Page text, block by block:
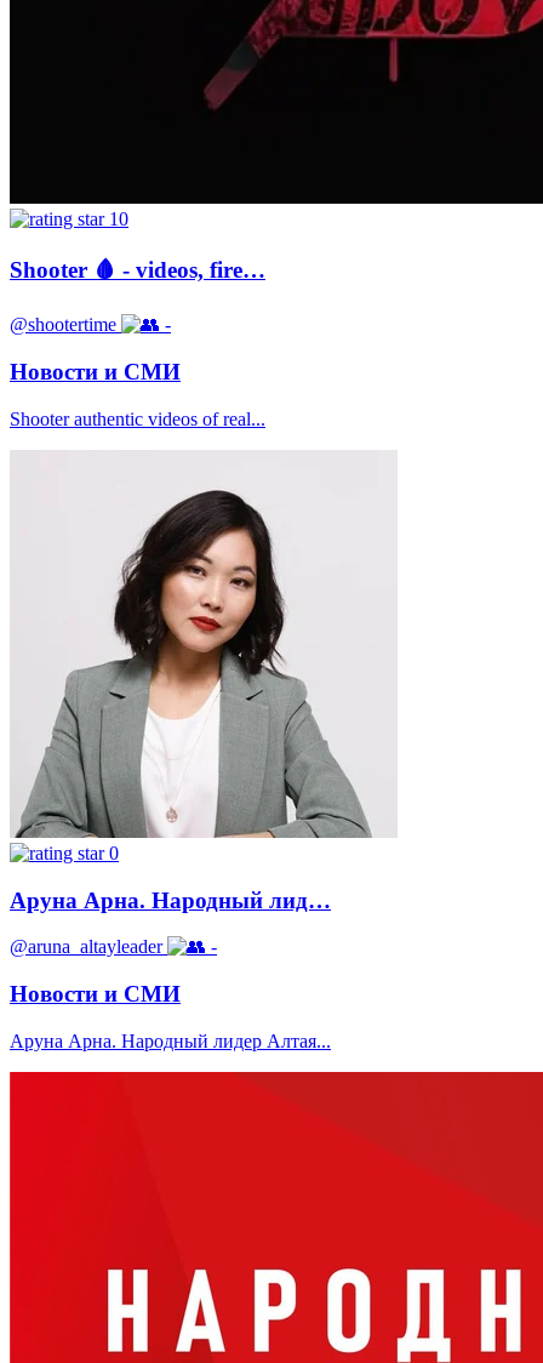
10
Shooter 🩸 - videos, fire…
@shootertime -
Новости и СМИ
Shooter authentic videos of real...
0
Аруна Арна. Народный лид…
@aruna_altayleader -
Новости и СМИ
Аруна Арна. Народный лидер Алтая...